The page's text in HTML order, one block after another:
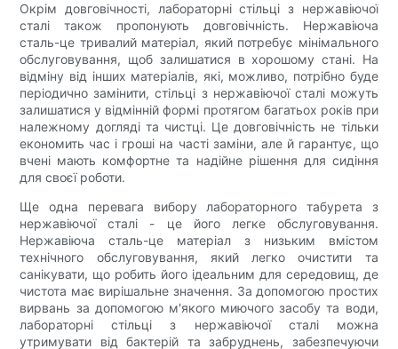
Окрім довговічності, лабораторні стільці з нержавіючої
сталі також пропонують довговічність. Нержавіюча
сталь-це тривалий матеріал, який потребує мінімального
обслуговування, щоб залишатися в хорошому стані. На
відміну від інших матеріалів, які, можливо, потрібно буде
періодично замінити, стільці з нержавіючої сталі можуть
залишатися у відмінній формі протягом багатьох років при
належному догляді та чистці. Це довговічність не тільки
економить час і гроші на часті заміни, але й гарантує, що
вчені мають комфортне та надійне рішення для сидіння
для своєї роботи.
Ще одна перевага вибору лабораторного табурета з
нержавіючої сталі - це його легке обслуговування.
Нержавіюча сталь-це матеріал з низьким вмістом
технічного обслуговування, який легко очистити та
санікувати, що робить його ідеальним для середовищ, де
чистота має вирішальне значення. За допомогою простих
вирвань за допомогою м'якого миючого засобу та води,
лабораторні стільці з нержавіючої сталі можна
утримувати від бактерій та забруднень, забезпечуючи